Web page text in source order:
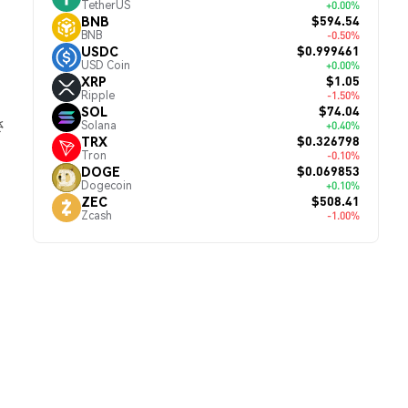
TetherUS +0.00%
BNB
BNB
$594.54
-0.50%
USDC
USD Coin
$0.999461
+0.00%
XRP
Ripple
$1.05
-1.50%
SOL
Solana
$74.04
+0.40%
TRX
Tron
$0.326798
-0.10%
DOGE
Dogecoin
$0.069853
+0.10%
ZEC
Zcash
$508.41
-1.00%